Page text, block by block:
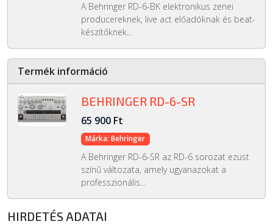
A Behringer RD-6-BK elektronikus zenei
producereknek, live act előadóknak és beat-
készítőknek...
Termék információ
BEHRINGER RD-6-SR
65 900 Ft
Márka: Behringer
A Behringer RD-6-SR az RD-6 sorozat ezüst
színű változata, amely ugyanazokat a
professzionális...
HIRDETÉS ADATAI